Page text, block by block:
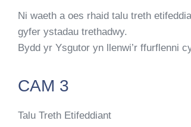
Ni waeth a oes rhaid talu treth
gyfer ystadau trethadwy.
Bydd yr Ysgutor yn llenwi’r ffurflenni
CAM 3
Talu Treth Etifeddiant